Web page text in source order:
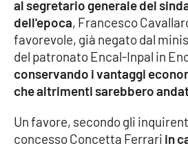
SPECIALI
Buona Sanità Calabria
LA
CALABRIAVISIONE
Destinazioni
al segretario generale del
dell'epoca, Francesco
favorevole, già negato dal
del patronato Encal-Inpal in
conservando i vantaggi
che altrimenti sarebbero
Un favore, secondo gli
concesso Concetta Ferrari in